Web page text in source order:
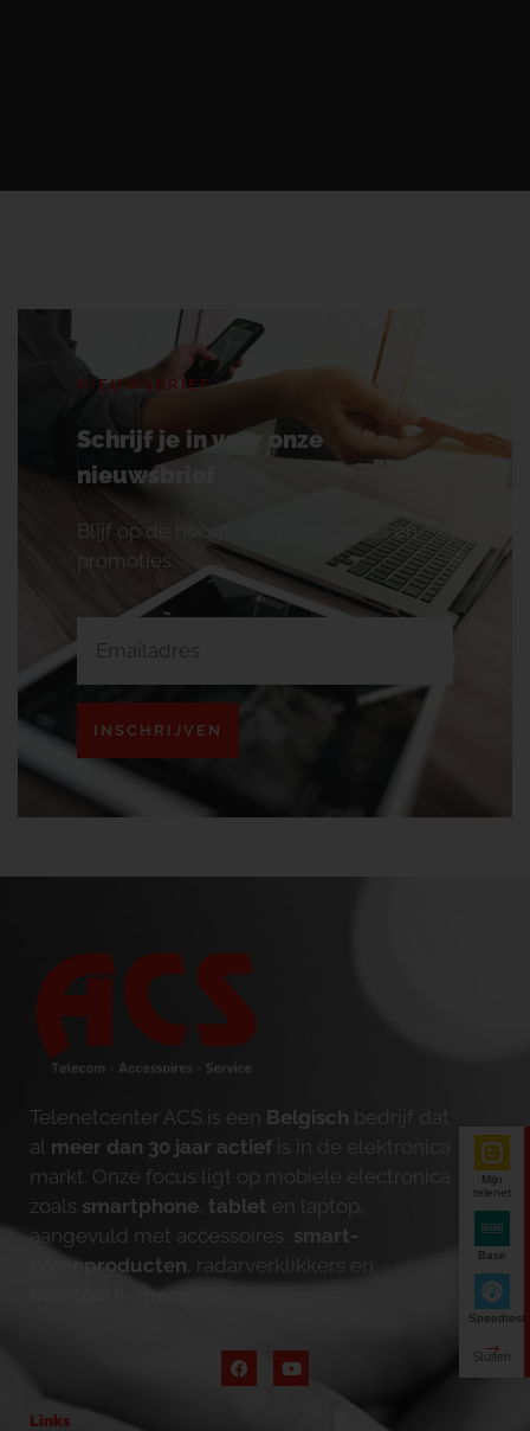
NIEUWSBRIEF
Schrijf je in voor onze
nieuwsbrief
Blijf op de hoogte van onze acties en
promoties.
INSCHRIJVEN
Telenetcenter ACS is een Belgisch bedrijf dat
al meer dan 30 jaar actief is in de elektronica
markt. Onze focus ligt op mobiele electronica
zoals smartphone tablet en laptop,
aangevuld met accessoires, smart-
homeproducten , radarverklikkers en
bluetooth-speakers
Links
Mijn
telenet
Base
Speedtest